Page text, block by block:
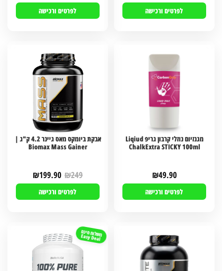
לפרטים ורכישה לפרטים ורכישה
מגנזיום נוזלי קרבון גריפ Liqiud
ChalkExtra STICKY 100ml
₪49.90
לפרטים ורכישה
אבקת ביומקס מאס גיינר 4.2 ק"ג |
Biomax Mass Gainer
₪249
₪199.90
לפרטים ורכישה
משלוח חינם
Easy Deal